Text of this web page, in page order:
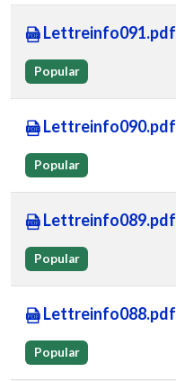
Lettreinfo091.pdf
Popular
Lettreinfo090.pdf
Popular
Lettreinfo089.pdf
Popular
Lettreinfo088.pdf
Popular